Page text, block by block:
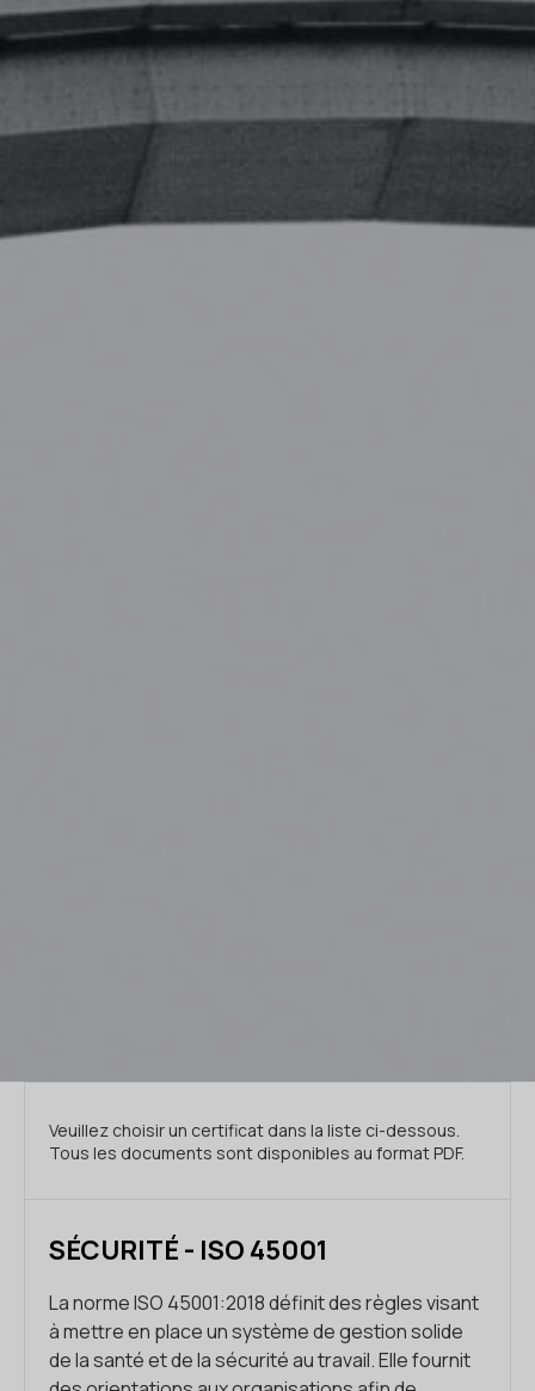
Veuillez choisir un certificat dans la liste ci-dessous.
Tous les documents sont disponibles au format PDF.
SÉCURITÉ - ISO 45001
La norme ISO 45001:2018 définit des règles visant
à mettre en place un système de gestion solide
de la santé et de la sécurité au travail. Elle fournit